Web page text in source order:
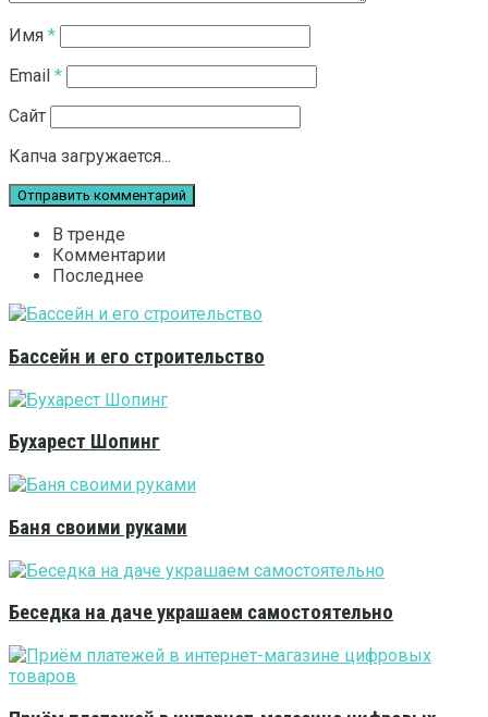
Имя *
Email *
Сайт
Капча загружается...
В тренде
Комментарии
Последнее
Бассейн и его строительство
Бухарест Шопинг
Баня своими руками
Беседка на даче украшаем самостоятельно